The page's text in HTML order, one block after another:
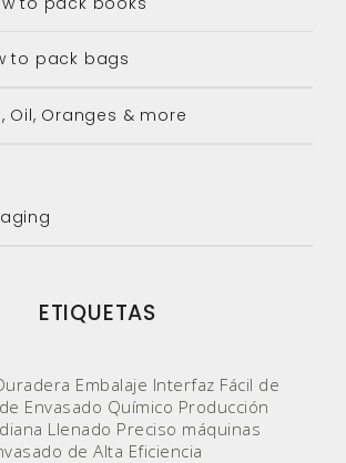
to pack bags
Oil, Oranges & more
ETIQUETAS
Embalaje Interfaz Fácil de
Envasado Químico Producción
Llenado Preciso máquinas
de Alta Eficiencia